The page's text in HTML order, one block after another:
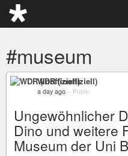
#museum
WDR (inoffiziell)
a day ago – Public
Ungewöhnlicher
Dino und weitere
Museum der Uni